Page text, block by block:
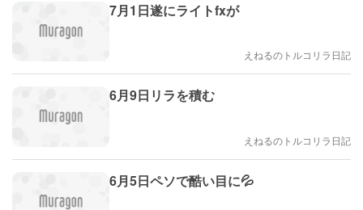
7月1日遂にライトfxが
えねるのトルコリラ日記
6月9日リラを積む
えねるのトルコリラ日記
6月5日ペソで酷い目に💦